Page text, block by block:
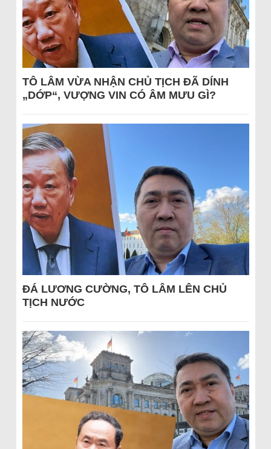
TÔ LÂM VỪA NHẬN CHỦ TỊCH ĐÃ DÍNH
„DỚP“, VƯỢNG VIN CÓ ÂM MƯU GÌ?
ĐÁ LƯƠNG CƯỜNG, TÔ LÂM LÊN CHỦ
TỊCH NƯỚC